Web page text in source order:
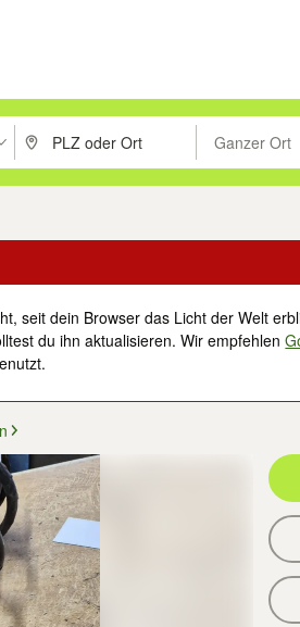
mit den Pfeiltasten nach oben/
PLZ oder Ort eingeben. Eingabetaste
Ganzer Ort
Suche im
seit dein Browser das Licht der Welt
du ihn aktualisieren. Wir empfehlen